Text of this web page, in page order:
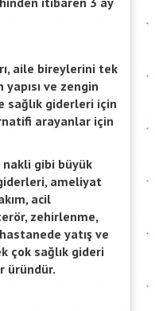
aile bireylerini tek
ve zengin
giderleri için
arayanlar için
gibi büyük
ameliyat
acil
zehirlenme,
yatış ve
çok sağlık gideri
üründür.